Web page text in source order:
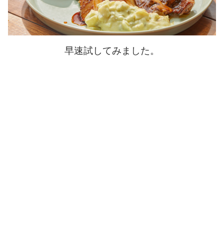
早速試してみました。